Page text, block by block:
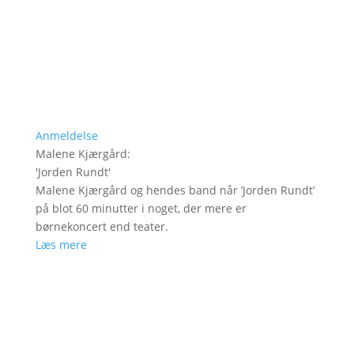
Anmeldelse
Malene Kjærgård:
'Jorden Rundt'
Malene Kjærgård og hendes band når ’Jorden Rundt’
på blot 60 minutter i noget, der mere er
børnekoncert end teater.
Læs mere